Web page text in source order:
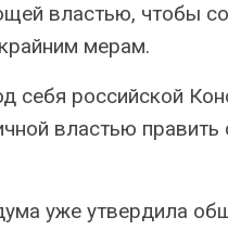
властью, чтобы
мерам.
себя российской
властью
уже утвердила